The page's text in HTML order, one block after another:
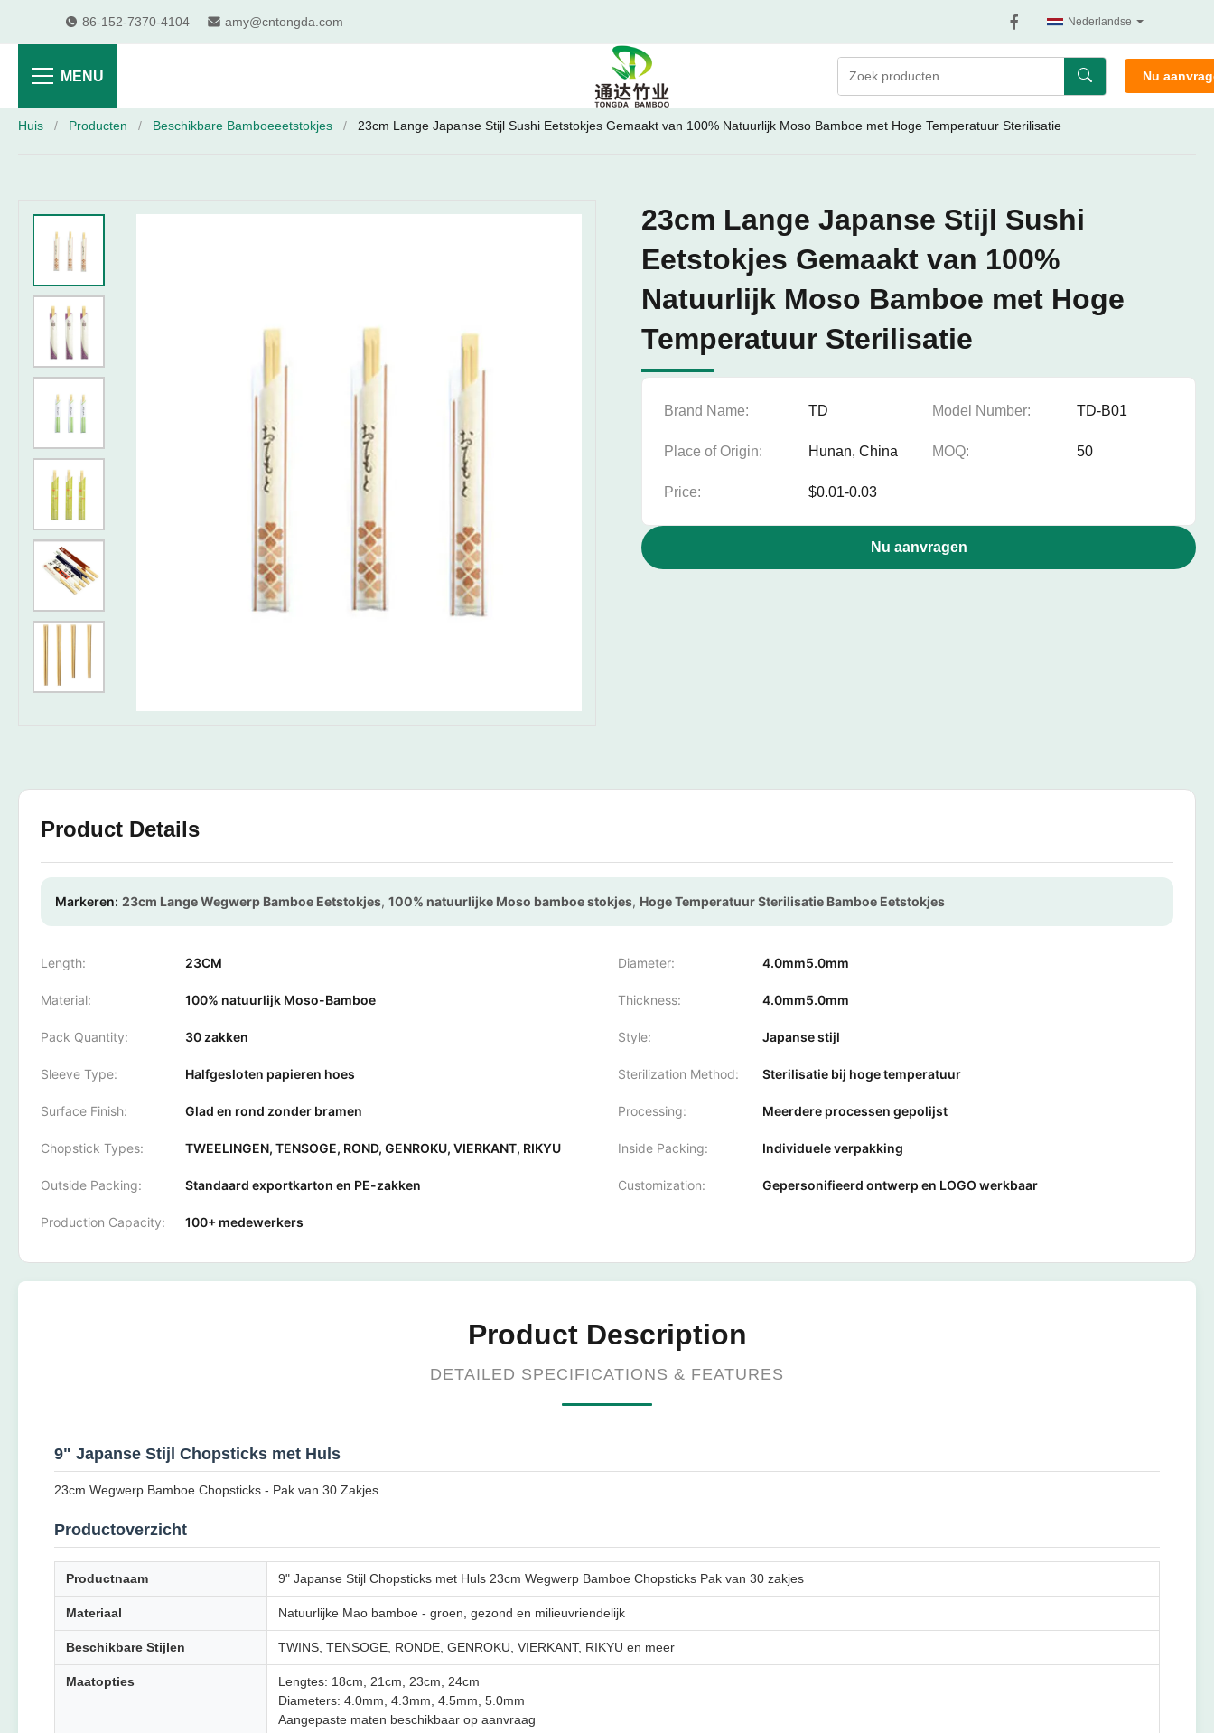
86-152-7370-4104 amy@cntongda.com Nederlandse
MENU Nu
Huis / Producten / Beschikbare Bamboeeetstokjes / 23cm Lange Japanse Stijl Sushi Eetstokjes Gemaakt van 100% Natuurlijk Moso Bamboe met Hoge Temperatuur Sterilisatie
23cm Lange Japanse Stijl Sushi
Eetstokjes Gemaakt van 100%
Natuurlijk Moso Bamboe met Hoge
Temperatuur Sterilisatie
Brand Name: TD Model Number: TD-B01
Place of Origin: Hunan, China MOQ: 50
Price: $0.01-0.03
Nu aanvragen
Product Details
Markeren: 23cm Lange Wegwerp Bamboe Eetstokjes, 100% natuurlijke Moso bamboe stokjes, Hoge Temperatuur Sterilisatie Bamboe Eetstokjes
Length: 23CM Diameter: 4.0mm5.0mm
Material: 100% natuurlijk Moso-Bamboe Thickness: 4.0mm5.0mm
Pack Quantity: 30 zakken Style: Japanse stijl
Sleeve Type: Halfgesloten papieren hoes Sterilization Method: Sterilisatie bij hoge temperatuur
Surface Finish: Glad en rond zonder bramen Processing: Meerdere processen gepolijst
Chopstick Types: TWEELINGEN, TENSOGE, ROND, GENROKU, VIERKANT, RIKYU Inside Packing: Individuele verpakking
Outside Packing: Standaard exportkarton en PE-zakken Customization: Gepersonifieerd ontwerp en LOGO werkbaar
Production Capacity: 100+ medewerkers
Product Description
DETAILED SPECIFICATIONS & FEATURES
9" Japanse Stijl Chopsticks met Huls
23cm Wegwerp Bamboe Chopsticks - Pak van 30 Zakjes
Productoverzicht
Productnaam 9" Japanse Stijl Chopsticks met Huls 23cm Wegwerp Bamboe Chopsticks Pak van 30 zakjes
Materiaal Natuurlijke Mao bamboe - groen, gezond en milieuvriendelijk
Beschikbare Stijlen TWINS, TENSOGE, RONDE, GENROKU, VIERKANT, RIKYU en meer
Maatopties
Lengtes: 18cm, 21cm, 23cm, 24cm
Diameters: 4.0mm, 4.3mm, 4.5mm, 5.0mm
Aangepaste maten beschikbaar op aanvraag